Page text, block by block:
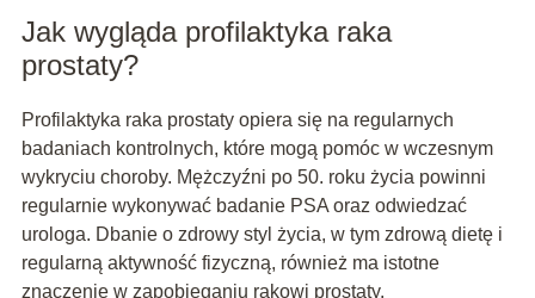
Jak wygląda profilaktyka raka
prostaty?
Profilaktyka raka prostaty opiera się na regularnych
badaniach kontrolnych, które mogą pomóc w wczesnym
wykryciu choroby. Mężczyźni po 50. roku życia powinni
regularnie wykonywać badanie PSA oraz odwiedzać
urologa. Dbanie o zdrowy styl życia, w tym zdrową dietę i
regularną aktywność fizyczną, również ma istotne
znaczenie w zapobieganiu rakowi prostaty.